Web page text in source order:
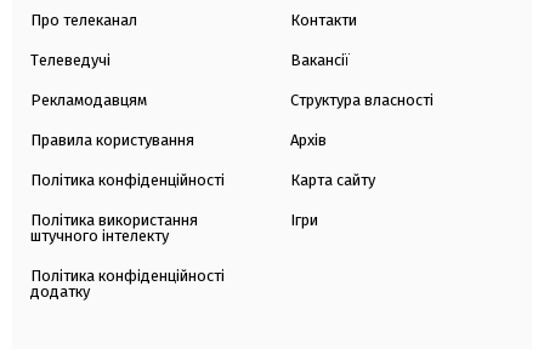
Про телеканал
Телеведучі
Рекламодавцям
Правила користування
Політика конфіденційності
Політика використання
штучного інтелекту
Політика конфіденційності
додатку
Контакти
Вакансії
Структура власності
Архів
Карта сайту
Ігри